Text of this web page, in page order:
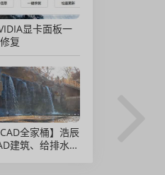
显卡面板一
复
CAD全家桶】浩辰
建筑、给排水、